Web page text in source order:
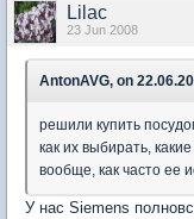
Lilac
23 Jun 2008
AntonAVG, on
решили купить
как их выбирать,
вообще, как часто ее
У нас Siemens